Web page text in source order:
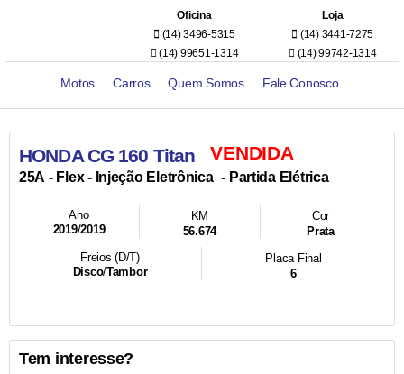
Oficina
(14) 3496-5315
(14) 99651-1314
Loja
(14) 3441-7275
(14) 99742-1314
Motos Carros Quem Somos Fale Conosco
HONDA CG 160 Titan VENDIDA
25A - Flex- Injeção Eletrônica - Partida Elétrica
Ano
2019/2019
KM
56.674
Cor
Prata
Freios (D/T)
Disco/Tambor
Placa Final
6
Tem interesse?